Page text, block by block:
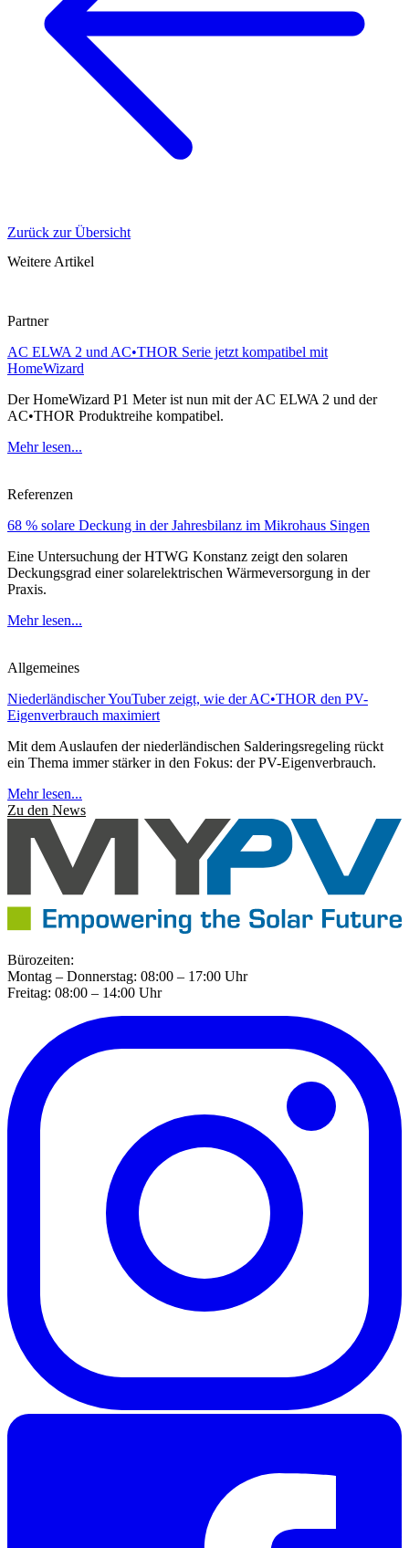
Zurück zur Übersicht
Weitere Artikel
Partner
AC ELWA 2 und AC•THOR Serie jetzt kompatibel mit
HomeWizard
Der HomeWizard P1 Meter ist nun mit der AC ELWA 2 und der
AC•THOR Produktreihe kompatibel.
Mehr lesen...
Referenzen
68 % solare Deckung in der Jahresbilanz im Mikrohaus Singen
Eine Untersuchung der HTWG Konstanz zeigt den solaren
Deckungsgrad einer solarelektrischen Wärmeversorgung in der
Praxis.
Mehr lesen...
Allgemeines
Niederländischer YouTuber zeigt, wie der AC•THOR den PV-
Eigenverbrauch maximiert
Mit dem Auslaufen der niederländischen Salderingsregeling rückt
ein Thema immer stärker in den Fokus: der PV-Eigenverbrauch.
Mehr lesen...
Zu den News
Bürozeiten:
Montag – Donnerstag: 08:00 – 17:00 Uhr
Freitag: 08:00 – 14:00 Uhr